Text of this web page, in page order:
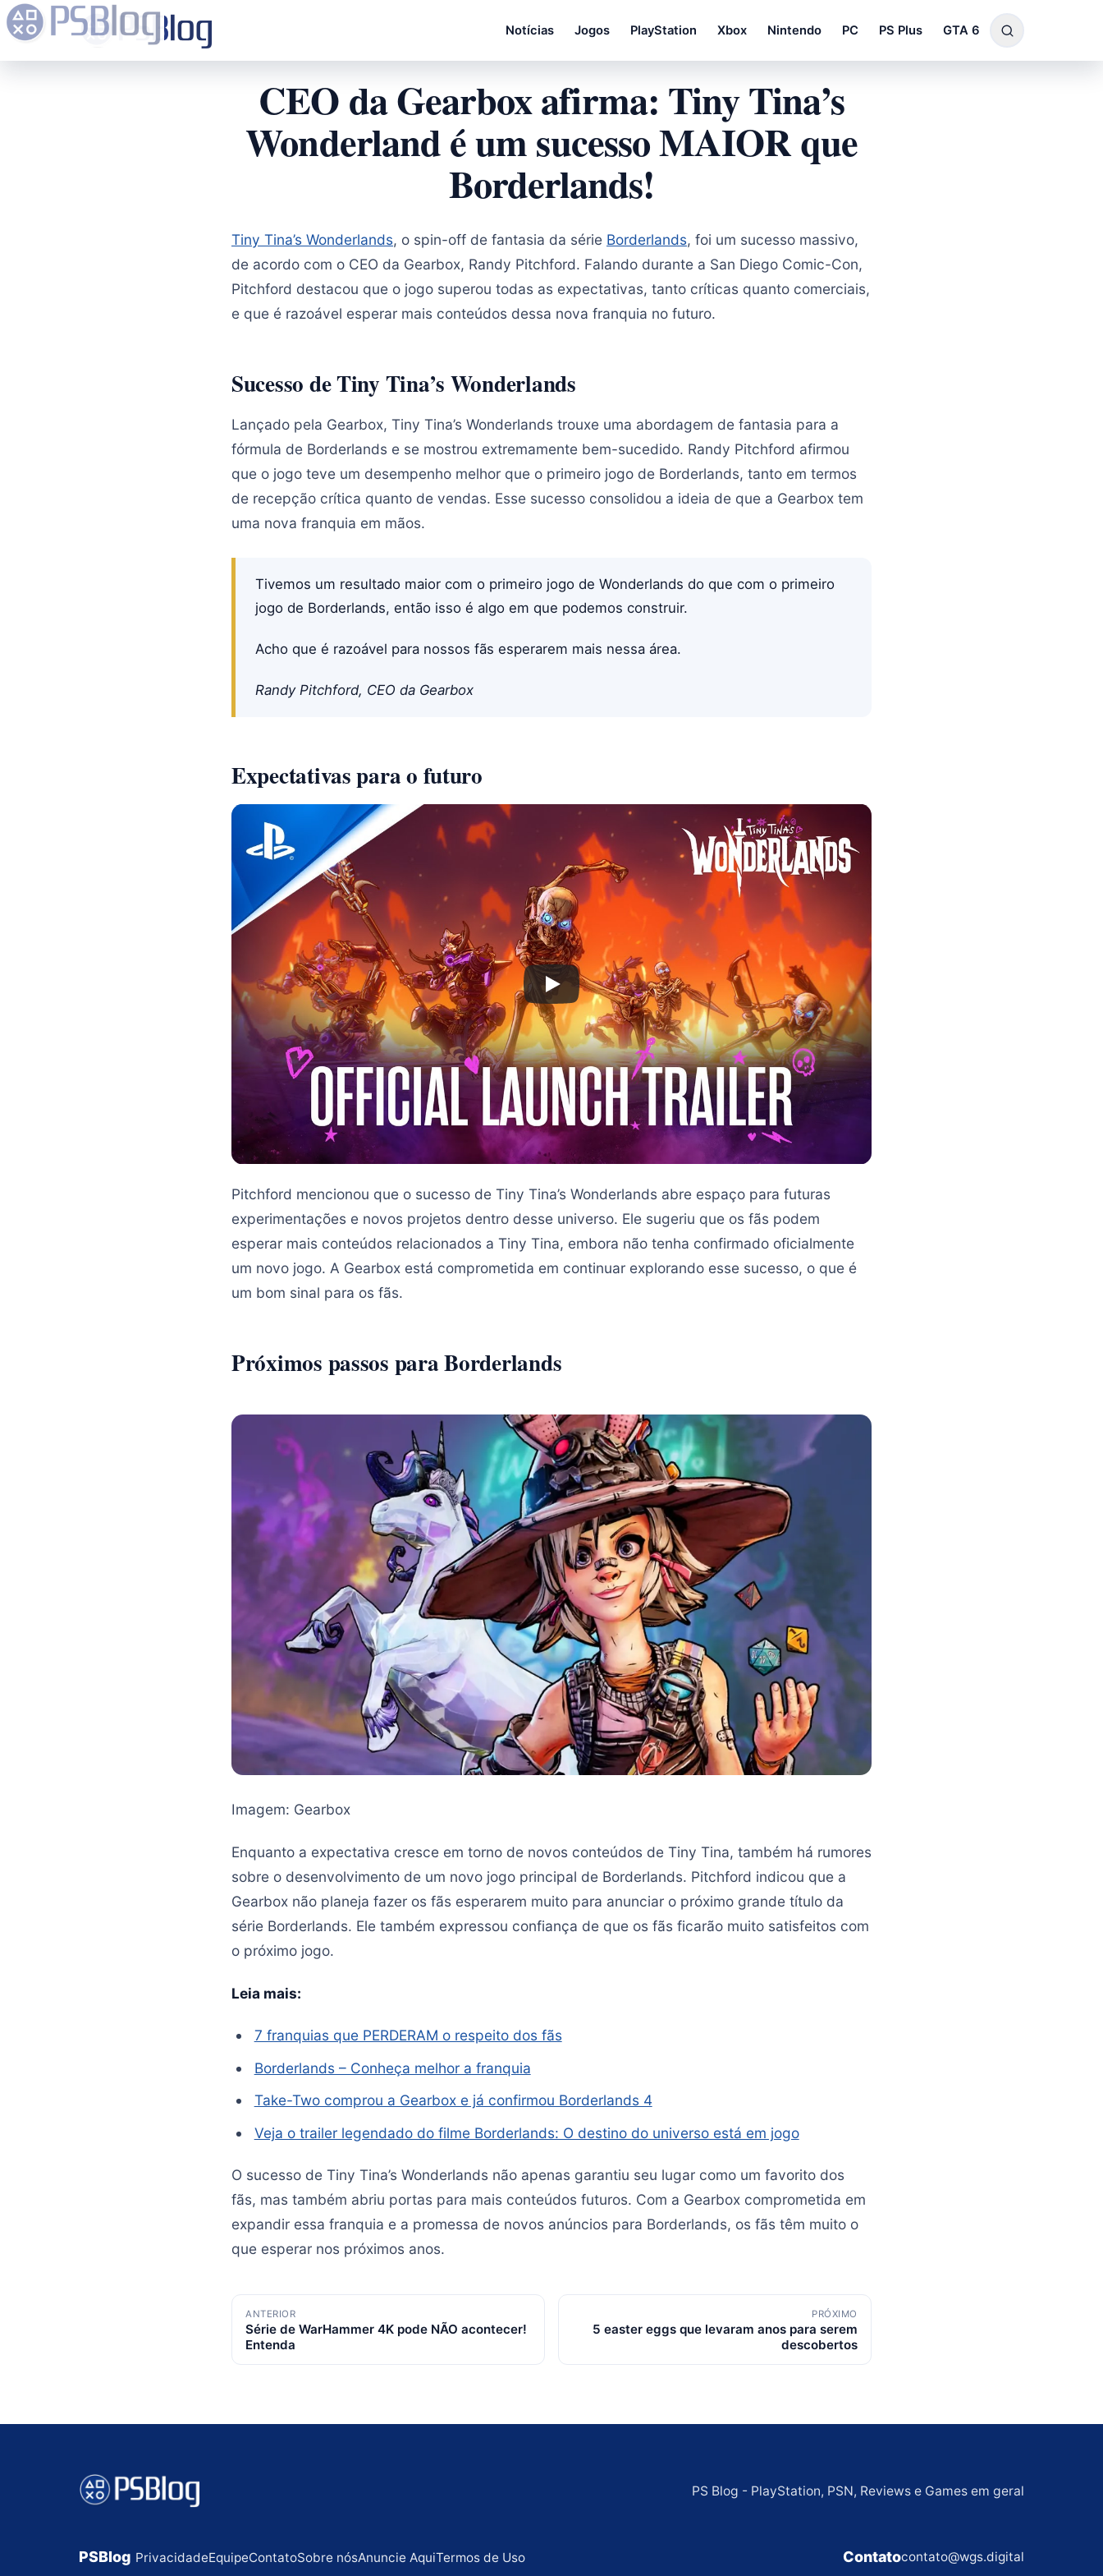
Notícias Jogos PlayStation Xbox Nintendo PC PS Plus GTA 6
CEO da Gearbox afirma: Tiny Tina’s
Wonderland é um sucesso MAIOR que
Borderlands!
Tiny Tina’s Wonderlands, o spin-off de fantasia da série Borderlands, foi um sucesso massivo,
de acordo com o CEO da Gearbox, Randy Pitchford. Falando durante a San Diego Comic-Con,
Pitchford destacou que o jogo superou todas as expectativas, tanto críticas quanto comerciais,
e que é razoável esperar mais conteúdos dessa nova franquia no futuro.
Sucesso de Tiny Tina’s Wonderlands
Lançado pela Gearbox, Tiny Tina’s Wonderlands trouxe uma abordagem de fantasia para a
fórmula de Borderlands e se mostrou extremamente bem-sucedido. Randy Pitchford afirmou
que o jogo teve um desempenho melhor que o primeiro jogo de Borderlands, tanto em termos
de recepção crítica quanto de vendas. Esse sucesso consolidou a ideia de que a Gearbox tem
uma nova franquia em mãos.
Tivemos um resultado maior com o primeiro jogo de Wonderlands do que com o primeiro
jogo de Borderlands, então isso é algo em que podemos construir.
Acho que é razoável para nossos fãs esperarem mais nessa área.
Randy Pitchford, CEO da Gearbox
Expectativas para o futuro
Pitchford mencionou que o sucesso de Tiny Tina’s Wonderlands abre espaço para futuras
experimentações e novos projetos dentro desse universo. Ele sugeriu que os fãs podem
esperar mais conteúdos relacionados a Tiny Tina, embora não tenha confirmado oficialmente
um novo jogo. A Gearbox está comprometida em continuar explorando esse sucesso, o que é
um bom sinal para os fãs.
Próximos passos para Borderlands
Imagem: Gearbox
Enquanto a expectativa cresce em torno de novos conteúdos de Tiny Tina, também há rumores
sobre o desenvolvimento de um novo jogo principal de Borderlands. Pitchford indicou que a
Gearbox não planeja fazer os fãs esperarem muito para anunciar o próximo grande título da
série Borderlands. Ele também expressou confiança de que os fãs ficarão muito satisfeitos com
o próximo jogo.
Leia mais:
7 franquias que PERDERAM o respeito dos fãs
Borderlands – Conheça melhor a franquia
Take-Two comprou a Gearbox e já confirmou Borderlands 4
Veja o trailer legendado do filme Borderlands: O destino do universo está em jogo
O sucesso de Tiny Tina’s Wonderlands não apenas garantiu seu lugar como um favorito dos
fãs, mas também abriu portas para mais conteúdos futuros. Com a Gearbox comprometida em
expandir essa franquia e a promessa de novos anúncios para Borderlands, os fãs têm muito o
que esperar nos próximos anos.
Navegação
de
posts
ANTERIOR
Série de WarHammer 4K pode NÃO acontecer!
Entenda
PRÓXIMO
5 easter eggs que levaram anos para serem
descobertos
PS Blog - PlayStation, PSN, Reviews e Games em geral
PSBlog PrivacidadeEquipeContatoSobre nósAnuncie AquiTermos de Uso Contatocontato@wgs.digital